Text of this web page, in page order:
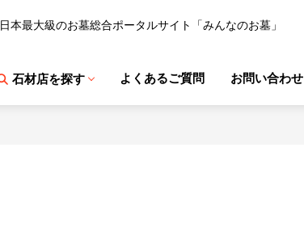
日本最大級のお墓総合ポータルサイト「みんなのお墓」
石材店を探す よくあるご質問 お問い合わせ